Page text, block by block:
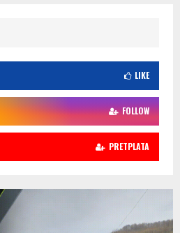
LIKE
FOLLOW
PRETPLATA